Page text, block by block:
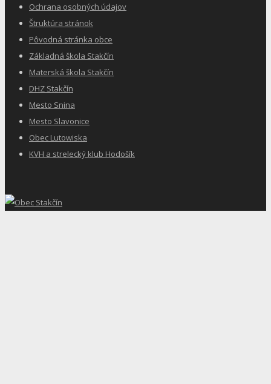
Ochrana osobných údajov
Štruktúra stránok
Pôvodná stránka obce
Základná škola Stakčín
Materská škola Stakčín
DHZ Stakčín
Mesto Snina
Mesto Slavonice
Obec Lutowiska
KVH a strelecký klub Hodošík